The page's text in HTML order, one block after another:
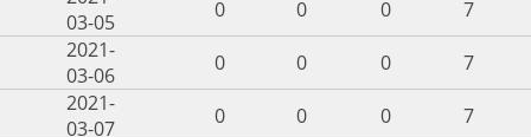
03-05
0 0 0
7
2021-
03-06
0 0 0
7
2021-
03-07
0 0 0
7